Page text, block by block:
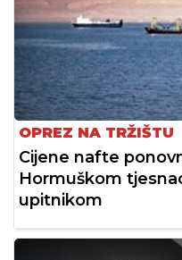
OPREZ NA TRŽIŠTU
Cijene nafte
Hormuškom
upitnikom